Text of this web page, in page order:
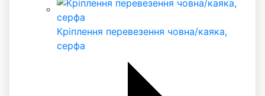
Кріплення перевезення човна/каяка,
серфа